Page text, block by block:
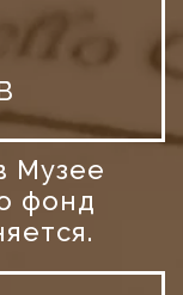
Музее
фонд